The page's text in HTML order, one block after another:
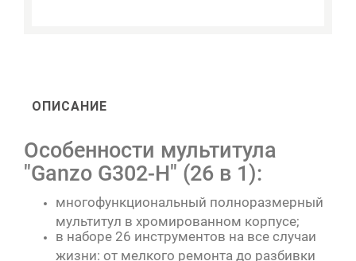
ОПИСАНИЕ
Особенности мультитула
"Ganzo G302-Н" (26 в 1):
многофункциональный полноразмерный
мультитул в хромированном корпусе;
в наборе 26 инструментов на все случаи
жизни: от мелкого ремонта до разбивки